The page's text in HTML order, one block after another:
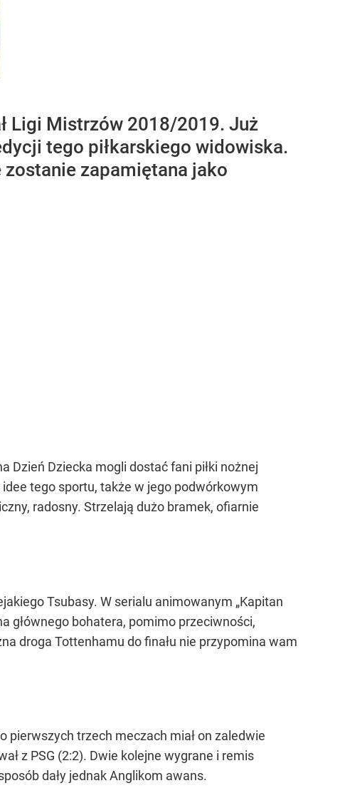
Ligi Mistrzów 2018/2019. Już
tego piłkarskiego widowiska.
zapamiętana jako
Dzień Dziecka mogli dostać fani piłki nożnej
tego sportu, także w jego podwórkowym
radosny. Strzelają dużo bramek, ofiarnie
Tsubasy. W serialu animowanym „Kapitan
głównego bohatera, pomimo przeciwności,
droga Tottenhamu do finału nie przypomina wam
pierwszych trzech meczach miał on zaledwie
z PSG (2:2). Dwie kolejne wygrane i remis
dały jednak Anglikom awans.